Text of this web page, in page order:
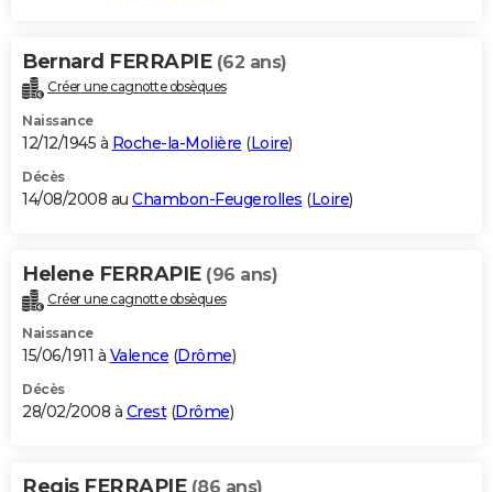
Bernard FERRAPIE (62 ans)
Créer une cagnotte obsèques
Naissance
12/12/1945 à Roche-la-Molière (Loire)
Décès
14/08/2008 au Chambon-Feugerolles (Loire)
Helene FERRAPIE (96 ans)
Créer une cagnotte obsèques
Naissance
15/06/1911 à Valence (Drôme)
Décès
28/02/2008 à Crest(Drôme)
Regis FERRAPIE (86 ans)